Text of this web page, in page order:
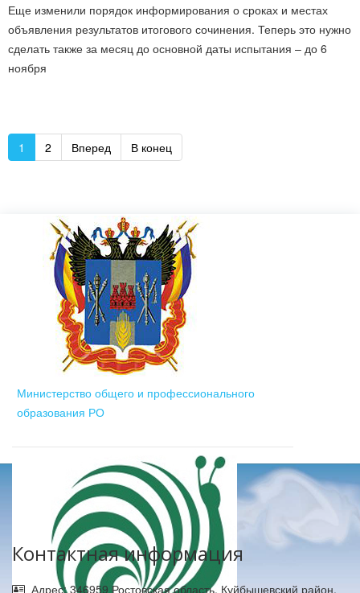
Еще изменили порядок информирования о сроках и местах
объявления результатов итогового сочинения. Теперь это нужно
сделать также за месяц до основной даты испытания – до 6
ноября
1 2 Вперед В конец
Министерство общего и профессионального
образования РО
Контактная информация
Адрес: 346959 Ростовская область, Куйбышевский район,